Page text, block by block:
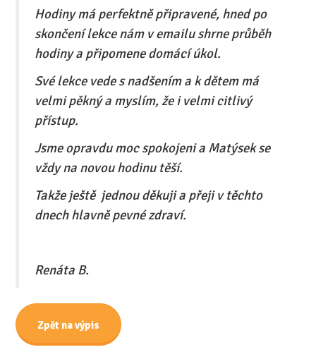
Hodiny má perfektně připravené, hned po
skončení lekce nám v emailu shrne průběh
hodiny a připomene domácí úkol.
Své lekce vede s nadšením a k dětem má
velmi pěkný a myslím, že i velmi citlivý
přístup.
Jsme opravdu moc spokojeni a Matýsek se
vždy na novou hodinu těší.
Takže ještě jednou děkuji a přeji v těchto
dnech hlavně pevné zdraví.
Renáta B.
Zpět na výpis